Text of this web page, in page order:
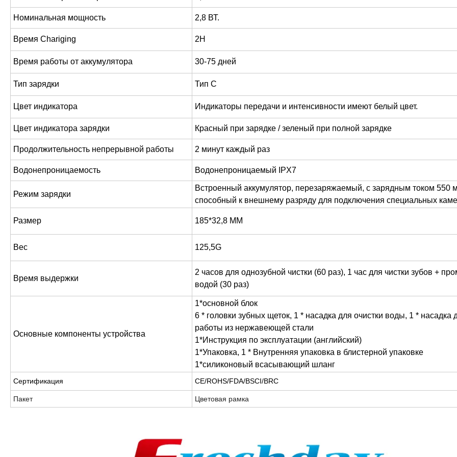
Номинальная мощность 2,8 ВТ.
Время Chariging 2H
Время работы от аккумулятора 30-75 дней
Тип зарядки Тип C
Цвет индикатора Индикаторы передачи и интенсивности имеют белый цвет.
Цвет индикатора зарядки Красный при зарядке / зеленый при полной зарядке
Продолжительность непрерывной работы 2 минут каждый раз
Водонепроницаемость Водонепроницаемый IPX7
Режим зарядки
Встроенный аккумулятор, перезаряжаемый, с зарядным током 550
способный к внешнему разряду для подключения специальных
Размер 185*32,8 ММ
Вес 125,5G
Время выдержки
2 часов для однозубной чистки (60 раз), 1 час для чистки зубов +
водой (30 раз)
Основные компоненты устройства
1*основной блок
6 * головки зубных щеток, 1 * насадка для очистки воды, 1 * насадка
работы из нержавеющей стали
1*Инструкция по эксплуатации (английский)
1*Упаковка, 1 * Внутренняя упаковка в блистерной упаковке
1*силиконовый всасывающий шланг
Сертификация CE/ROHS/FDA/BSCI/BRC
Пакет Цветовая рамка